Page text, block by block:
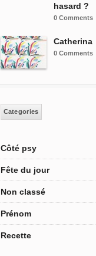
hasard ?
0 Comments
Catherina
0 Comments
Categories
Côté psy
Fête du jour
Non classé
Prénom
Recette